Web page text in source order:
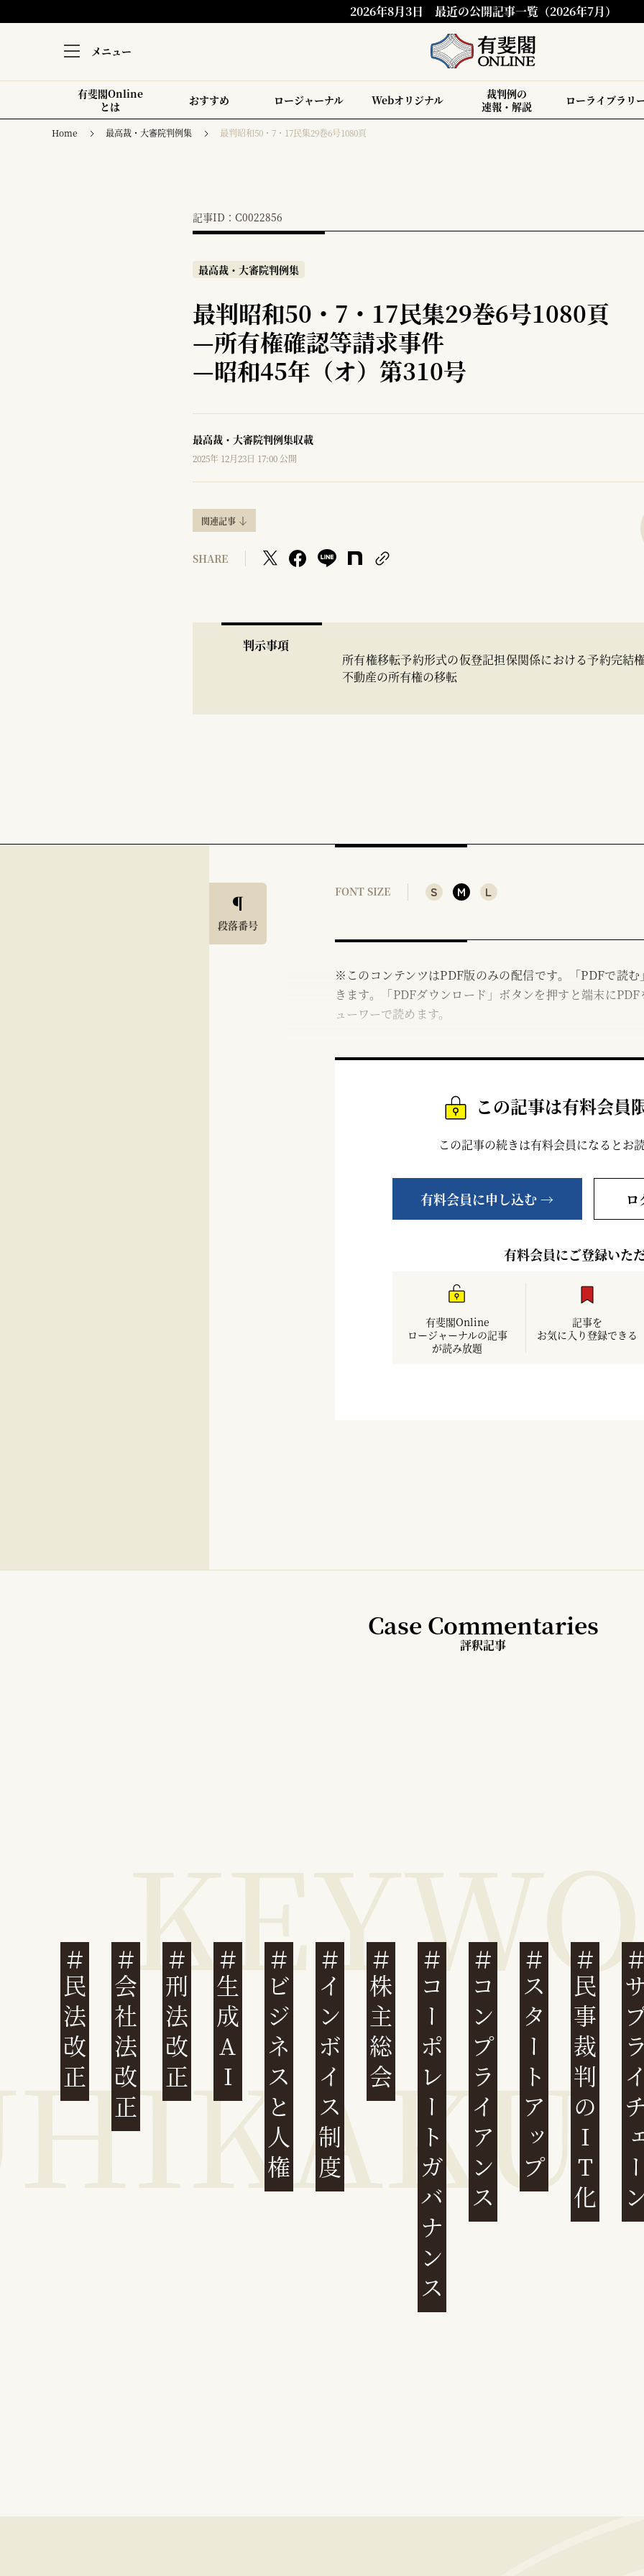
2026年8月3日 最近の公開記事一覧（2026年7月）
メニュー
有斐閣Online
とは
おすすめ ロージャーナル Webオリジナル
裁判例の
速報・解説
ローライブラリ
Home 最高裁・大審院判例集 最判昭和50・7・17民集29巻6号1080頁
記事ID：C0022856
最高裁・大審院判例集
最判昭和50・7・17民集29巻6号1080頁
—所有権確認等請求事件
—昭和45年（オ）第310号
最高裁・大審院判例集収載
2025年 12月23日 17:00 公開
関連記事
SHARE
判示事項
所有権移転予約形式の仮登記担保関係における予約完結
不動産の所有権の移転
段落番号
FONT SIZE S M L
※このコンテンツはPDF版のみの配信です。「PDFで読
きます。「PDFダウンロード」ボタンを押すと端末に
ューワーで読めます。
この記事は有料会員
この記事の続きは有料会員になるとお
有料会員に申し込む → ロ
有料会員にご登録いた
有斐閣Online
ロージャーナルの記事
が読み放題
記事を
お気に入り登録できる
Case Commentaries
評釈記事
民法改正 会社法改正 刑法改正 生成AI ビジネスと人権インボイス制度 株主総会 コーポレートガバナンスコンプライアンススタートアップ民事裁判のIT化サプラ